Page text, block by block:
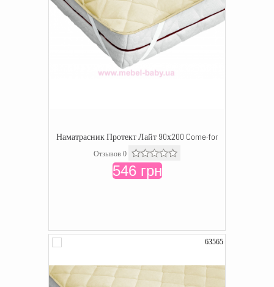
Наматрасник Протект Лайт 90х200 Come-for
Отзывов 0
546 грн
63565